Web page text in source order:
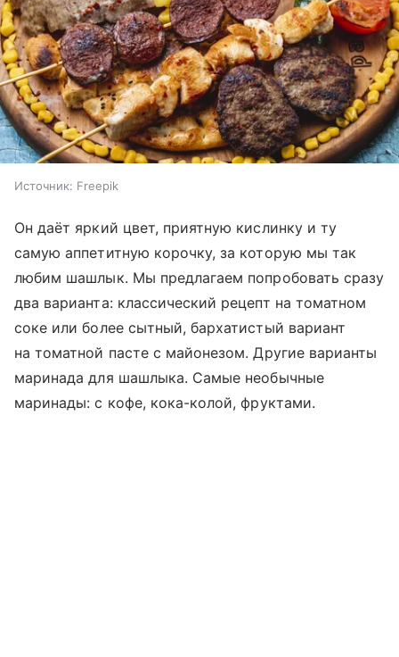
Источник: Freepik
Он даёт яркий цвет, приятную кислинку и ту
самую аппетитную корочку, за которую мы так
любим шашлык. Мы предлагаем попробовать сразу
два варианта: классический рецепт на томатном
соке или более сытный, бархатистый вариант
на томатной пасте с майонезом. Другие варианты
маринада для шашлыка. Самые необычные
маринады: с кофе, кока-колой, фруктами.